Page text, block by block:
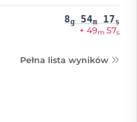
8g 54m 17s
+ 49m 57s
Pełna lista wyników